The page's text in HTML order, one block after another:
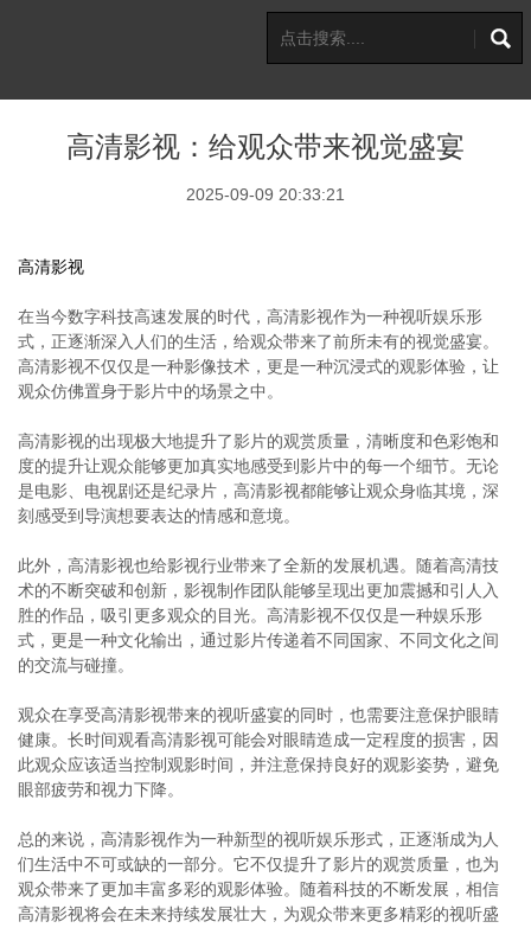
高清影视：给观众带来视觉盛宴
2025-09-09 20:33:21
高清影视
在当今数字科技高速发展的时代，高清影视作为一种视听娱乐形
式，正逐渐深入人们的生活，给观众带来了前所未有的视觉盛宴。
高清影视不仅仅是一种影像技术，更是一种沉浸式的观影体验，让
观众仿佛置身于影片中的场景之中。
高清影视的出现极大地提升了影片的观赏质量，清晰度和色彩饱和
度的提升让观众能够更加真实地感受到影片中的每一个细节。无论
是电影、电视剧还是纪录片，高清影视都能够让观众身临其境，深
刻感受到导演想要表达的情感和意境。
此外，高清影视也给影视行业带来了全新的发展机遇。随着高清技
术的不断突破和创新，影视制作团队能够呈现出更加震撼和引人入
胜的作品，吸引更多观众的目光。高清影视不仅仅是一种娱乐形
式，更是一种文化输出，通过影片传递着不同国家、不同文化之间
的交流与碰撞。
观众在享受高清影视带来的视听盛宴的同时，也需要注意保护眼睛
健康。长时间观看高清影视可能会对眼睛造成一定程度的损害，因
此观众应该适当控制观影时间，并注意保持良好的观影姿势，避免
眼部疲劳和视力下降。
总的来说，高清影视作为一种新型的视听娱乐形式，正逐渐成为人
们生活中不可或缺的一部分。它不仅提升了影片的观赏质量，也为
观众带来了更加丰富多彩的观影体验。随着科技的不断发展，相信
高清影视将会在未来持续发展壮大，为观众带来更多精彩的视听盛